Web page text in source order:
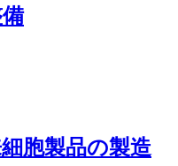
胞製品の製造